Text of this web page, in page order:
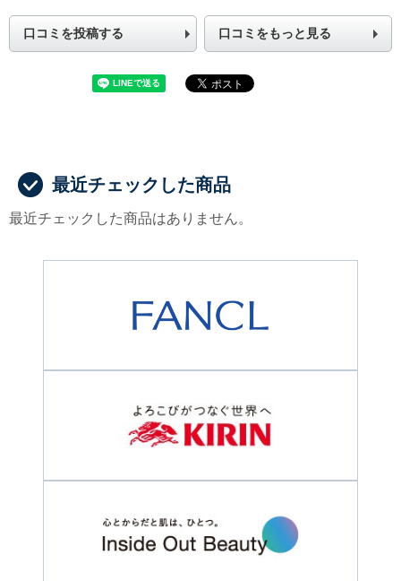
口コミを投稿する 口コミをもっと見る
最近チェックした商品
最近チェックした商品はありません。